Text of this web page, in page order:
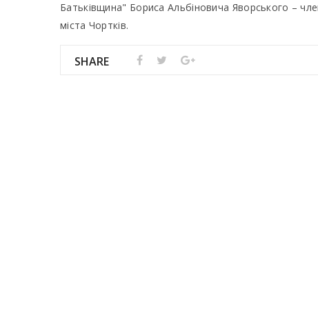
Батьківщина" Бориса Альбіновича Яворського –
міста Чортків.
SHARE